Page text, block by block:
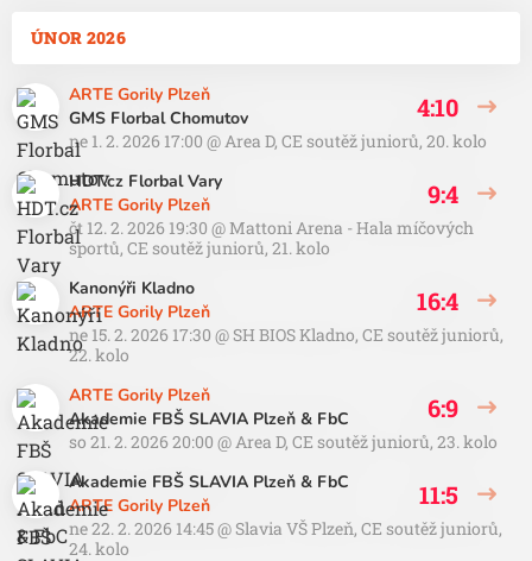
ÚNOR 2026
ARTE Gorily Plzeň
GMS Florbal Chomutov
4:10
ne 1. 2. 2026 17:00 @Area D, CE soutěž juniorů, 20. kolo
HDT.cz Florbal Vary
ARTE Gorily Plzeň
9:4
čt 12. 2. 2026 19:30 @Mattoni Arena - Hala míčových
sportů, CE soutěž juniorů, 21. kolo
Kanonýři Kladno
ARTE Gorily Plzeň
16:4
ne 15. 2. 2026 17:30 @ SH BIOS Kladno, CE soutěž juniorů,
22. kolo
ARTE Gorily Plzeň
Akademie FBŠ SLAVIA Plzeň & FbC
6:9
so 21. 2. 2026 20:00 @Area D, CE soutěž juniorů, 23. kolo
Akademie FBŠ SLAVIA Plzeň & FbC
ARTE Gorily Plzeň
11:5
ne 22. 2. 2026 14:45@ Slavia VŠ Plzeň, CE soutěž juniorů,
24. kolo